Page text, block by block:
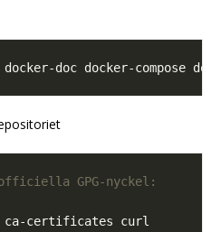
doc docker-compose
GPG-nyckel: